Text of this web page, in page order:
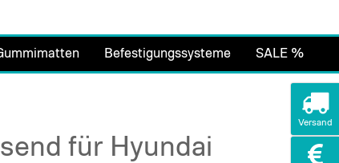
Befestigungssysteme SALE %
für Hyundai
Versand